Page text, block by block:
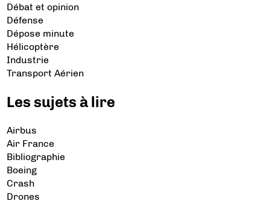
Débat et opinion
Défense
Dépose minute
Hélicoptère
Industrie
Transport Aérien
Les sujets à lire
Airbus
Air France
Bibliographie
Boeing
Crash
Drones